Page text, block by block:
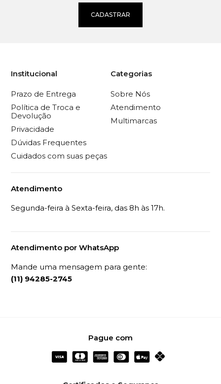
CADASTRAR
Institucional
Prazo de Entrega
Política de Troca e
Devolução
Privacidade
Dúvidas Frequentes
Cuidados com suas peças
Categorias
Sobre Nós
Atendimento
Multimarcas
Atendimento
Segunda-feira à Sexta-feira, das 8h às 17h.
Atendimento por WhatsApp
Mande uma mensagem para gente:
(11) 94285-2745
Pague com